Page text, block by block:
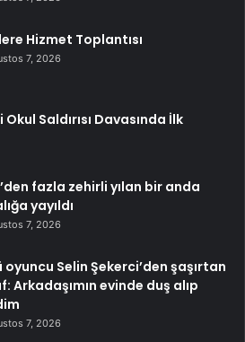
Hizmet Toplantısı
7, 2026
Saldırısı Davasında İlk
fazla zehirli yılan bir anda
yayıldı
7, 2026
oyuncu Selin Şekerci’den şaşırtan
Arkadaşımın evinde duş alıp
7, 2026